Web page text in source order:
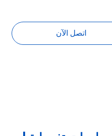
اتصل الآن